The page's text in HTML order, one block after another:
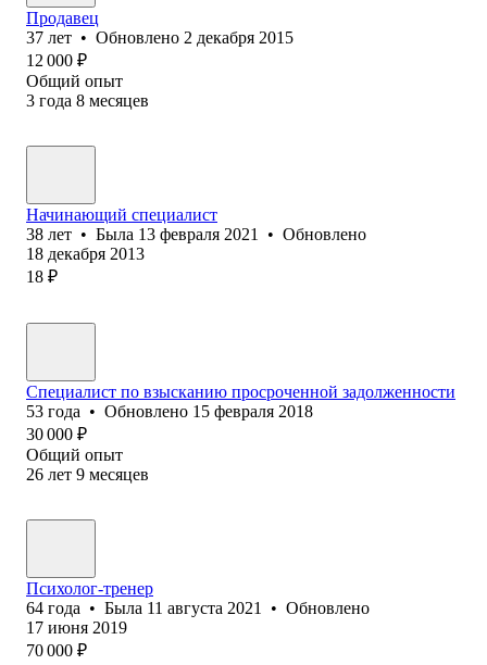
Продавец
37 лет • Обновлено 2 декабря 2015
12 000 ₽
Общий опыт
3 года 8 месяцев
Начинающий специалист
38 лет • Была 13 февраля 2021 • Обновлено
18 декабря 2013
18 ₽
Специалист по взысканию просроченной задолженности
53 года • Обновлено 15 февраля 2018
30 000 ₽
Общий опыт
26 лет 9 месяцев
Психолог-тренер
64 года • Была 11 августа 2021 • Обновлено
17 июня 2019
70 000 ₽